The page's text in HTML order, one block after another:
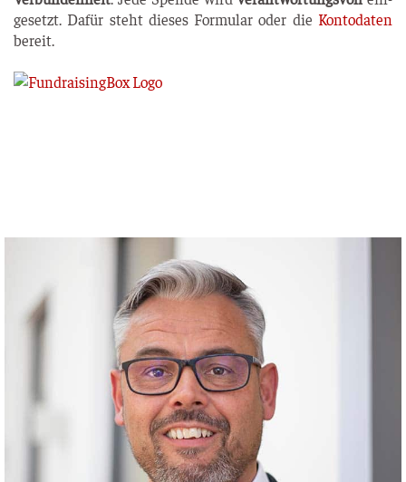
ge­setzt. Dafür steht die­ses For­mu­lar oder die Kon­to­da­ten
bereit.